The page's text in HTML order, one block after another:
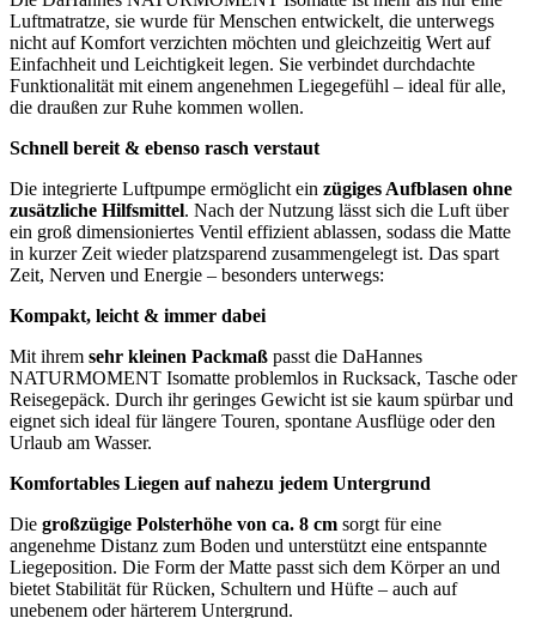
bequem
Menge
Luftmatratze, sie wurde für Menschen entwickelt, die unterwegs
nicht auf Komfort verzichten möchten und gleichzeitig Wert auf
Einfachheit und Leichtigkeit legen. Sie verbindet durchdachte
Funktionalität mit einem angenehmen Liegegefühl – ideal für alle,
die draußen zur Ruhe kommen wollen.
Schnell bereit & ebenso rasch verstaut
Die integrierte Luftpumpe ermöglicht ein zügiges Aufblasen ohne
zusätzliche Hilfsmittel. Nach der Nutzung lässt sich die Luft über
ein groß dimensioniertes Ventil effizient ablassen, sodass die Matte
in kurzer Zeit wieder platzsparend zusammengelegt ist. Das spart
Zeit, Nerven und Energie – besonders unterwegs:
Kompakt, leicht & immer dabei
Mit ihrem sehr kleinen Packmaß passt die DaHannes
NATURMOMENT Isomatte problemlos in Rucksack, Tasche oder
Reisegepäck. Durch ihr geringes Gewicht ist sie kaum spürbar und
eignet sich ideal für längere Touren, spontane Ausflüge oder den
Urlaub am Wasser.
Komfortables Liegen auf nahezu jedem Untergrund
Die großzügige Polsterhöhe von ca. 8 cm sorgt für eine
angenehme Distanz zum Boden und unterstützt eine entspannte
Liegeposition. Die Form der Matte passt sich dem Körper an und
bietet Stabilität für Rücken, Schultern und Hüfte – auch auf
unebenem oder härterem Untergrund.